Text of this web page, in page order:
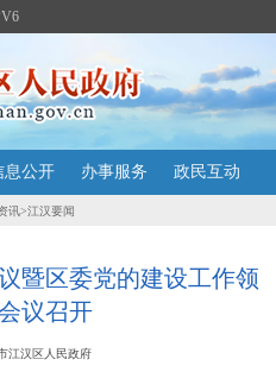
息公开 办事服务 政民互动
讯>江汉要闻
暨区委党的建设工作领
议召开
江汉区人民政府